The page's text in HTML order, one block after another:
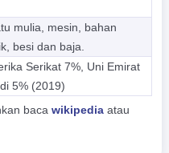
mulia, mesin, bahan
besi dan baja.
Serikat 7%, Uni Emirat
5% (2019)
baca wikipediaatau